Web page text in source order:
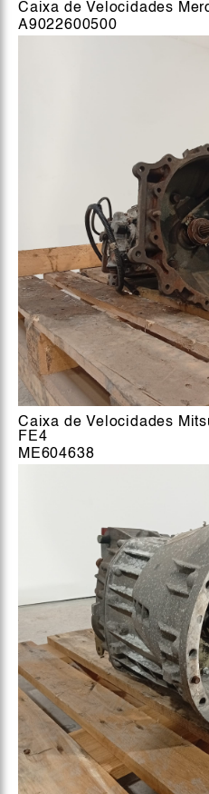
Caixa de Velocidades
A9022600500
Caixa de Velocidades
FE4
ME604638